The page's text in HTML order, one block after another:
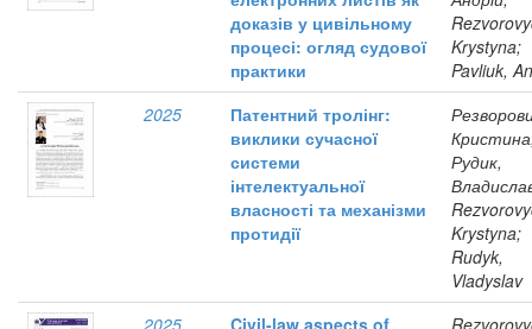
доказів у цивільному
процесі: огляд судової
практики
Krystyna;
Pavliuk,
2025
Патентний тролінг:
виклики сучасної
системи
інтелектуальної
власності та механізми
протидії
Рудик,
Krystyna;
Rudyk,
Vladyslav